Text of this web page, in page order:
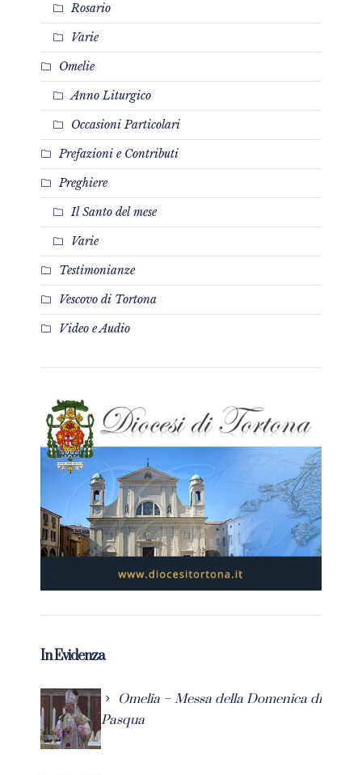
Rosario
Varie
Omelie
Anno Liturgico
Occasioni Particolari
Prefazioni e Contributi
Preghiere
Il Santo del mese
Varie
Testimonianze
Vescovo di Tortona
Video e Audio
In Evidenza
Omelia – Messa della Domenica di
Pasqua